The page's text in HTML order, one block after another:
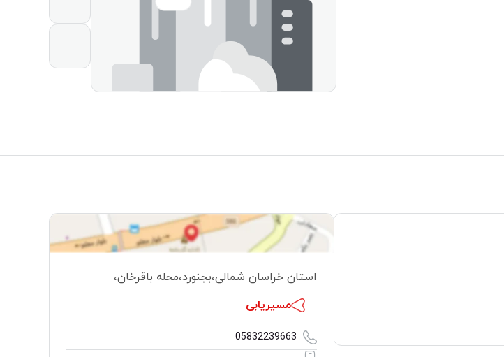
استان خراسان شمالی،بجنورد،محله باقرخان،
مسیریابی
05832239663